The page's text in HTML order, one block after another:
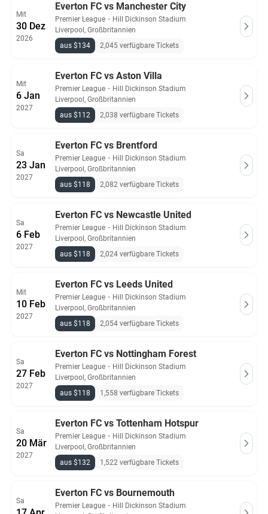
Mit
30 Dez
2026
Everton FC vs Manchester City
Premier League ・ Hill Dickinson Stadium
Liverpool, Großbritannien
aus $134
2,045 verfügbare Tickets
Mit
6 Jan
2027
Everton FC vs Aston Villa
Premier League ・ Hill Dickinson Stadium
Liverpool, Großbritannien
aus $112
2,038 verfügbare Tickets
Sa
23 Jan
2027
Everton FC vs Brentford
Premier League ・ Hill Dickinson Stadium
Liverpool, Großbritannien
aus $118
2,082 verfügbare Tickets
Sa
6 Feb
2027
Everton FC vs Newcastle United
Premier League ・ Hill Dickinson Stadium
Liverpool, Großbritannien
aus $118
2,024 verfügbare Tickets
Mit
10 Feb
2027
Everton FC vs Leeds United
Premier League ・ Hill Dickinson Stadium
Liverpool, Großbritannien
aus $118
2,054 verfügbare Tickets
Sa
27 Feb
2027
Everton FC vs Nottingham Forest
Premier League ・ Hill Dickinson Stadium
Liverpool, Großbritannien
aus $118
1,558 verfügbare Tickets
Sa
20 Mär
2027
Everton FC vs Tottenham Hotspur
Premier League ・ Hill Dickinson Stadium
Liverpool, Großbritannien
aus $132
1,522 verfügbare Tickets
Sa
Everton FC vs Bournemouth
Premier League ・ Hill Dickinson Stadium